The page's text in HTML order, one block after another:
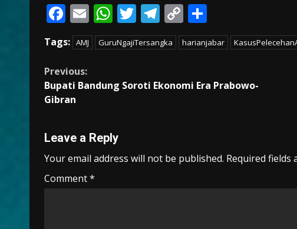
F
ac
e
b
o
o
E
m
ai
W
h
at
A
T
w
itt
T
el
e
a
C
o
p
Li
h
ar
Tags: AMJ GuruNgajiTersangka harianjabar
Continue
Reading
Previous:
Bupati Bandung Soroti Ekonomi Era Prabowo-
Gibran
Leave a Reply
Your email address will not be published. Required fields
Comment*